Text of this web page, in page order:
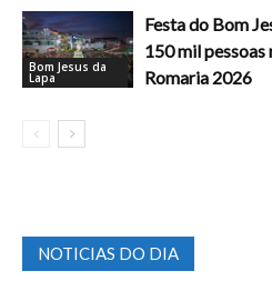
Bom Jesus da
Lapa
Festa do Bom
150 mil pessoas
Romaria 2026
NOTICIAS DO DIA